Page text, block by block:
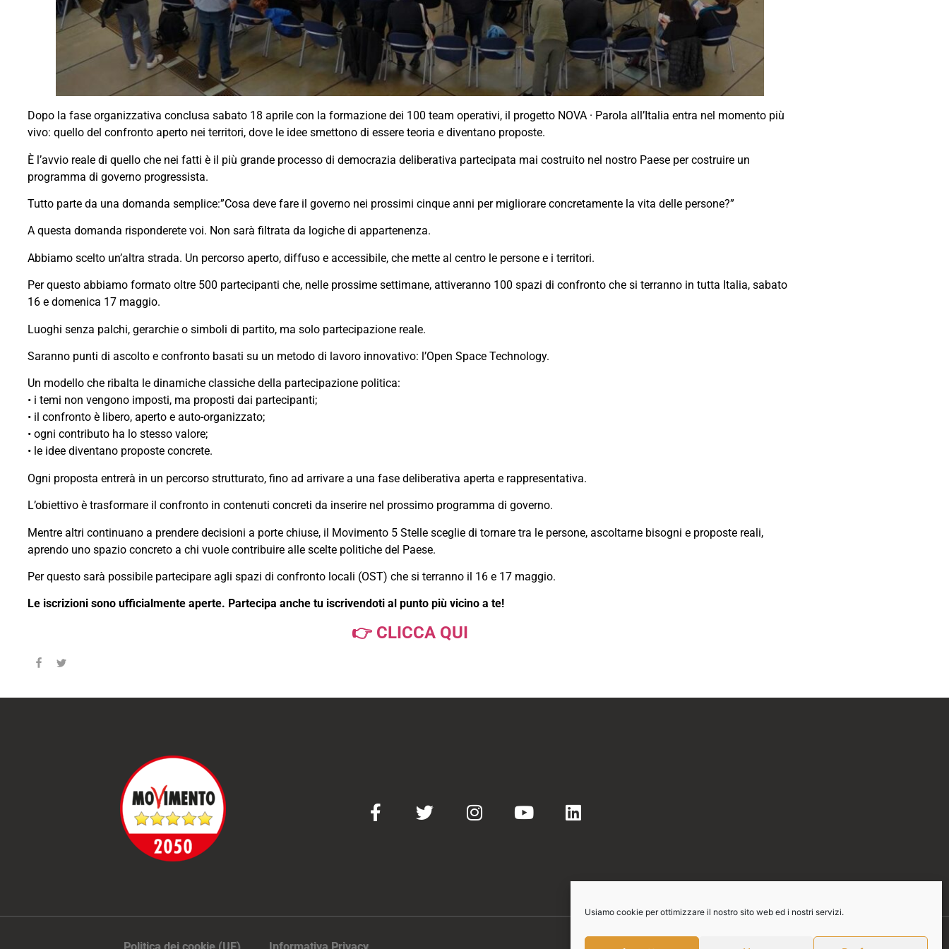
Usiamo cookie per ottimizzare il nostro sito web ed i nostri servizi.
Dopo la fase organizzativa conclusa sabato 18 aprile con la formazione dei 100 team operativi, il progetto NOVA · Parola all’Italia entra nel momento più
vivo: quello del confronto aperto nei territori, dove le idee smettono di essere teoria e diventano proposte.
È l’avvio reale di quello che nei fatti è il più grande processo di democrazia deliberativa partecipata mai costruito nel nostro Paese per costruire un
programma di governo progressista.
Tutto parte da una domanda semplice:”Cosa deve fare il governo nei prossimi cinque anni per migliorare concretamente la vita delle persone?”
A questa domanda risponderete voi. Non sarà filtrata da logiche di appartenenza.
Abbiamo scelto un’altra strada. Un percorso aperto, diffuso e accessibile, che mette al centro le persone e i territori.
Per questo abbiamo formato oltre 500 partecipanti che, nelle prossime settimane, attiveranno 100 spazi di confronto che si terranno in tutta Italia, sabato
16 e domenica 17 maggio.
Luoghi senza palchi, gerarchie o simboli di partito, ma solo partecipazione reale.
Saranno punti di ascolto e confronto basati su un metodo di lavoro innovativo: l’Open Space Technology.
Un modello che ribalta le dinamiche classiche della partecipazione politica:
•⁠ ⁠i temi non vengono imposti, ma proposti dai partecipanti;
•⁠ ⁠il confronto è libero, aperto e auto-organizzato;
•⁠ ⁠ogni contributo ha lo stesso valore;
•⁠ ⁠le idee diventano proposte concrete.
Ogni proposta entrerà in un percorso strutturato, fino ad arrivare a una fase deliberativa aperta e rappresentativa.
L’obiettivo è trasformare il confronto in contenuti concreti da inserire nel prossimo programma di governo.
Mentre altri continuano a prendere decisioni a porte chiuse, il Movimento 5 Stelle sceglie di tornare tra le persone, ascoltarne bisogni e proposte reali,
aprendo uno spazio concreto a chi vuole contribuire alle scelte politiche del Paese.
Per questo sarà possibile partecipare agli spazi di confronto locali (OST) che si terranno il 16 e 17 maggio.
Le iscrizioni sono ufficialmente aperte. Partecipa anche tu iscrivendoti al punto più vicino a te!
👉 CLICCA QUI
Contatti: